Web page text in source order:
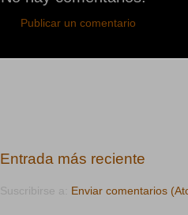
Publicar un comentario
Entrada más reciente
Suscribirse a: Enviar comentarios